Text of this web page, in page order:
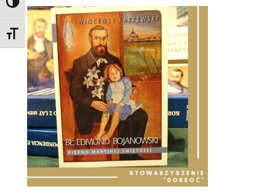
Toggle High Contrast
Toggle Font size